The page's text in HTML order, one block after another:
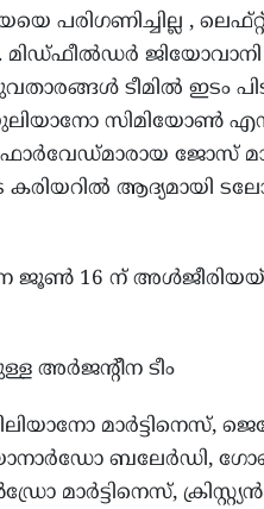
പരിഗണിച്ചില്ല ,
മിഡ്ഫീല്‍ഡര്‍
യുവതാരങ്ങള്‍ ടീമില്‍ ഇടം
സിമിയോണ്‍
ഫോര്‍വേഡ്മാരായ ജോസ്
ആദ്യമായി
ജൂണ്‍ 16 ന്
അര്‍ജന്റീന ടീം
മാര്‍ട്ടിനെസ്,
ബലേര്‍ഡി,
മാര്‍ട്ടിനെസ്,